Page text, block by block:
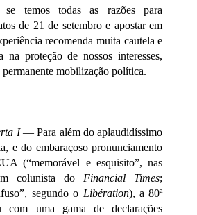
temos todas as razões para
de 21 de setembro e apostar em
recomenda muita cautela e
na proteção de nossos interesses,
permanente mobilização política.
I — Para além do aplaudidíssimo
e do embaraçoso pronunciamento
(“memorável e esquisito”, nas
colunista do Financial Times;
segundo o Libération), a 80ª
com uma gama de declarações